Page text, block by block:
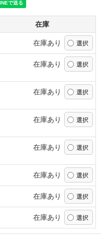
在庫
在庫あり
在庫あり
在庫あり
在庫あり
在庫あり
在庫あり
在庫あり
在庫あり